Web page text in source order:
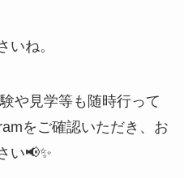
いね。
や見学等も随時行って
をご確認いただき、お
い📢✨